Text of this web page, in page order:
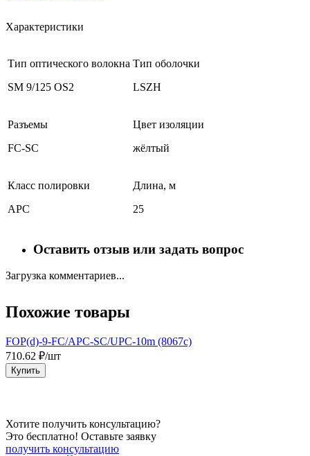
Характеристики
Тип оптического волокна
SM 9/125 OS2
Тип оболочки
LSZH
Разъемы
FC-SC
Цвет изоляции
жёлтый
Класс полировки
APC
Длина, м
25
Оставить отзыв или задать вопрос
Загрузка комментариев...
Похожие товары
FOP(d)-9-FC/APC-SC/UPC-10m (8067c)
710.62 ₽/шт
Купить
Хотите получить консультацию?
Это бесплатно! Оставьте заявку
получить консультацию